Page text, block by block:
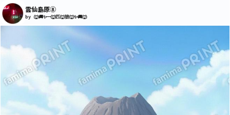
雲仙島原⑧
by 🐺🚚✨一🐺匹🐺狼🐺✨🚚🐺